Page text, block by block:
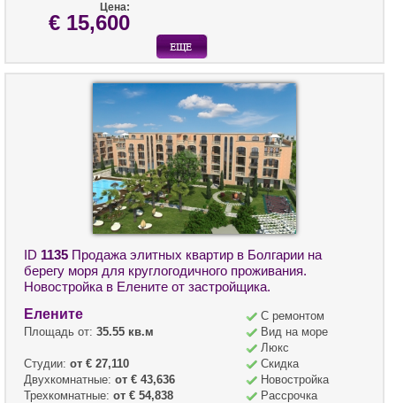
Цена:
€ 15,600
ID 1135 Продажа элитных квартир в Болгарии на
берегу моря для круглогодичного проживания.
Новостройка в Елените от застройщика.
Елените
Площадь от: 35.55 кв.м
Студии: от € 27,110
Двухкомнатные: от € 43,636
Трехкомнатные: от € 54,838
С ремонтом
Вид на море
Люкс
Скидка
Новостройка
Рассрочка